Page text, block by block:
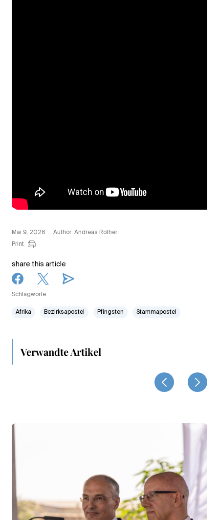
Mai 9, 2026
Author: Andreas Rother
Print
share this article
Schlagworte
Afrika Bezirksapostel Pfingsten Stammapostel
Verwandte Artikel